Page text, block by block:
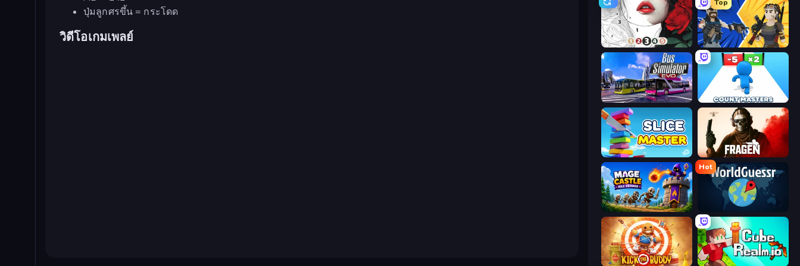
ปุ่มลูกศรขึ้น = กระโดด
วิดีโอเกมเพลย์ Numicolor
Top
BuildNow GG
Bus Simulator: EVO
Slice Master Fragen
Mage Castle Idle Defense
Hot
WorldGuessr Free GeoGuessr
Kick the Buddy CubeRealm.io